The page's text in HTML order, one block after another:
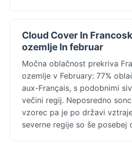
Cloud Cover In
ozemlje In februar
Močna oblačnost prekriva
ozemlje v February: 77%
aux-Français, s podobnimi
večini regij. Neposredno
vzorec pa je po državi
severne regije so še posebej